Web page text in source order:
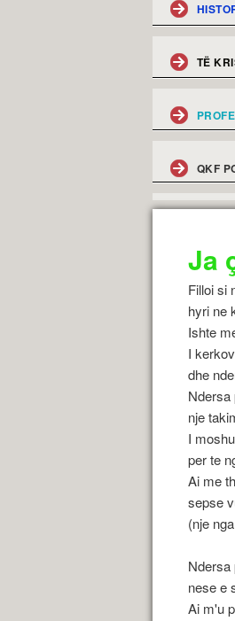
TË
QKF
Ja
Filloi si
hyri ne
Ishte
I
dhe
Ndersa
nje
I
per te
Ai me
sepse
(nje
Ndersa
nese e
Ai m'u